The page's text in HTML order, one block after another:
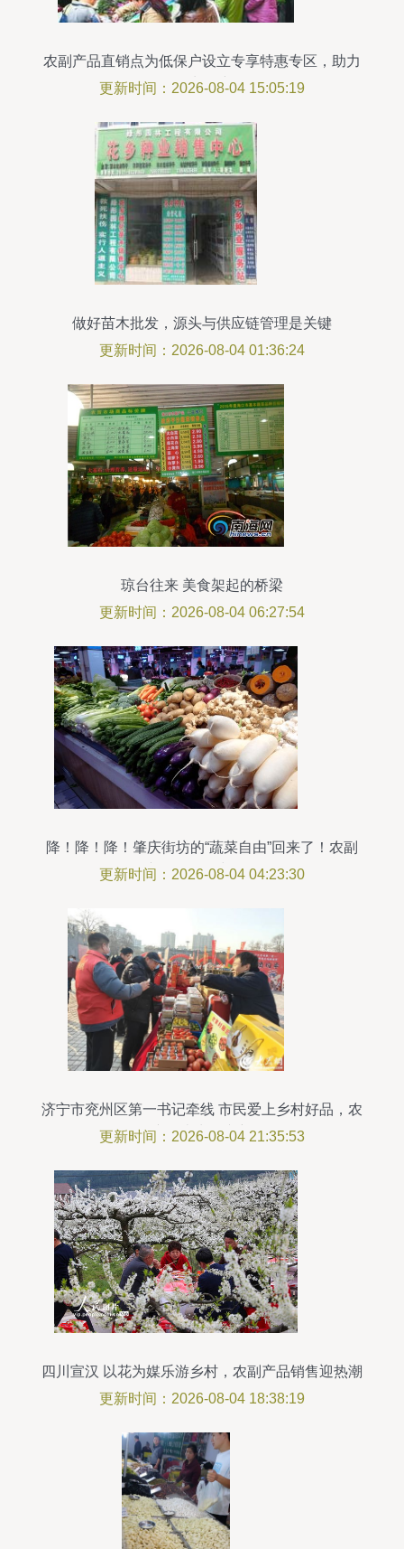
农副产品直销点为低保户设立专享特惠专区，助力
民生保障
更新时间：2026-08-04 15:05:19
做好苗木批发，源头与供应链管理是关键
更新时间：2026-08-04 01:36:24
琼台往来 美食架起的桥梁
更新时间：2026-08-04 06:27:54
降！降！降！肇庆街坊的“蔬菜自由”回来了！农副
产品销售稳中向好
更新时间：2026-08-04 04:23:30
济宁市兖州区第一书记牵线 市民爱上乡村好品，农
副产品走出振兴新路
更新时间：2026-08-04 21:35:53
四川宣汉 以花为媒乐游乡村，农副产品销售迎热潮
更新时间：2026-08-04 18:38:19